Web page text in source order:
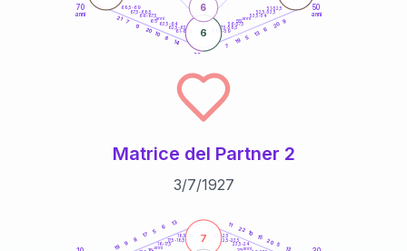
50
anni
60
70
anni
51-52,5
52,5-53,5
53,5-54
56-57,5
57,5-58,5
58,5-59
61-62,5
62,5-63,5
63,5-64
66-67,5
67,5-68,5
68,5-69
9
20
6
13
5
19
7
14
8
10
20
9
7
21
6
6
55anni
65anni
Matrice del Partner 2
3/7/1927
16-17,5
17,5-18,5
18,5-19 21-22,5
22,5-23,5
23,5-24
19
9
8
17
5
6
13 11
22 10
15
20 5
13
7
15 anni 25anni